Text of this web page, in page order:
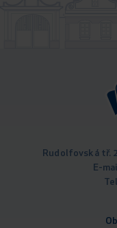
Rudolfovská tř.
E-